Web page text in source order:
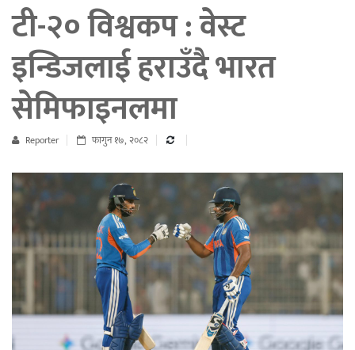
टी-२० विश्वकप : वेस्ट
इन्डिजलाई हराउँदै भारत
सेमिफाइनलमा
Reporter फागुन १७, २०८२